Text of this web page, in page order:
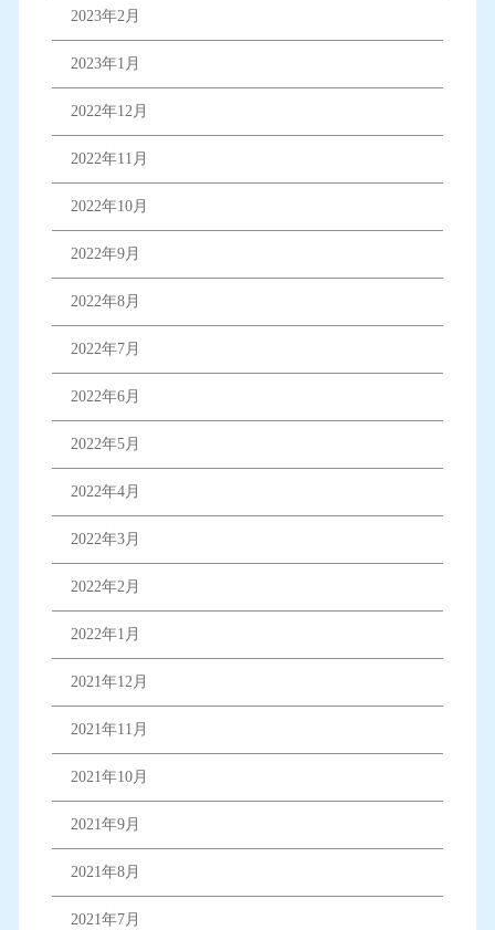
2023年2月
2023年1月
2022年12月
2022年11月
2022年10月
2022年9月
2022年8月
2022年7月
2022年6月
2022年5月
2022年4月
2022年3月
2022年2月
2022年1月
2021年12月
2021年11月
2021年10月
2021年9月
2021年8月
2021年7月